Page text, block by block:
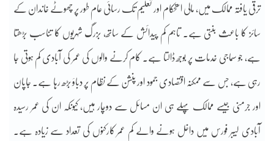
ترقی یافتہ ممالک میں، مالی استحکام اور تعلیم تک رسائی عام طور پر چھوٹے خاندان کے
سائز کا باعث بنتی ہے۔ تاہم کم پیدائش کے ساتھ، بزرگ شہریوں کا تناسب بڑھتا
ہے، جو سماجی خدمات پر بوجھ ڈالتا ہے۔ کام کرنے والوں کی عمر کی آبادی کم ہوتی جا
رہی ہے، جس سے ممکنہ اقتصادی جمود اور پنشن کے نظام پر دباؤ بڑھ رہا ہے۔ جاپان
اور جرمنی جیسے ممالک پہلے ہی ان مسائل سے دوچار ہیں، کیونکہ ان کی عمر رسیدہ
آبادی لیبر فورس میں داخل ہونے والے کم عمر کارکنوں کی تعداد سے زیادہ ہے۔